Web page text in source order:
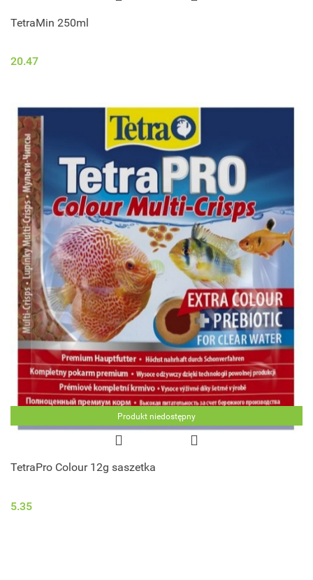
TetraMin 250ml
20.47
Produkt niedostępny
TetraPro Colour 12g saszetka
5.35